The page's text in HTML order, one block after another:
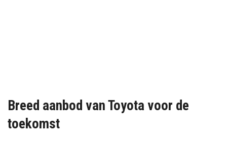
Breed aanbod van Toyota voor de
toekomst